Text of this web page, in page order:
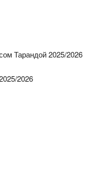
Тарандой 2025/2026
2026